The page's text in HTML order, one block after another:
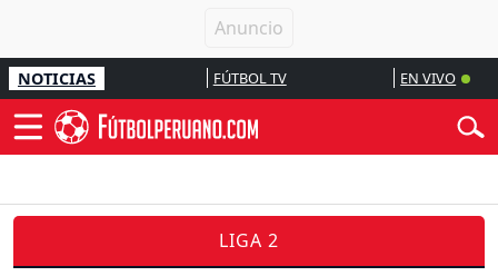
NOTICIAS FÚTBOL TV EN VIVO
LIGA 2